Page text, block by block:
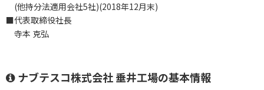
(他持分法適用会社5社)(2018年12月末)
■代表取締役社長
寺本 克弘
ナブテスコ株式会社 垂井工場の基本情報